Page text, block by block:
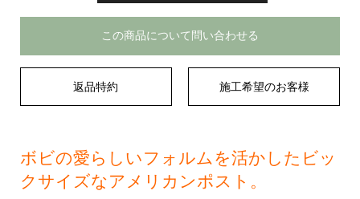
この商品について問い合わせる
返品特約 施工希望のお客様
ボビの愛らしいフォルムを活かしたビッ
クサイズなアメリカンポスト。